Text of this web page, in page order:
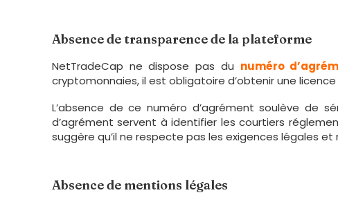
Absence de transparence de la plateforme
NetTradeCap ne dispose pas du numéro
cryptomonnaies, il est obligatoire d’obtenir une
L’absence de ce numéro d’agrément soulève de
d’agrément servent à identifier les courtiers
suggère qu’il ne respecte pas les exigences légales
Absence de mentions légales